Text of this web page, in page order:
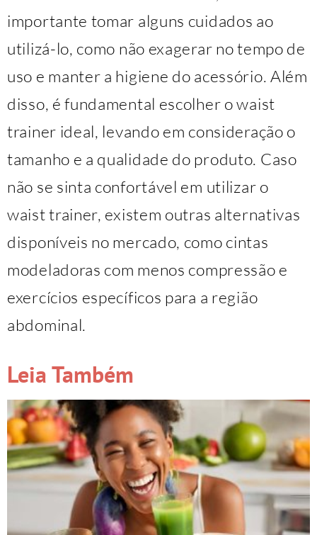
importante tomar alguns cuidados ao
utilizá-lo, como não exagerar no tempo de
uso e manter a higiene do acessório. Além
disso, é fundamental escolher o waist
trainer ideal, levando em consideração o
tamanho e a qualidade do produto. Caso
não se sinta confortável em utilizar o
waist trainer, existem outras alternativas
disponíveis no mercado, como cintas
modeladoras com menos compressão e
exercícios específicos para a região
abdominal.
Leia Também